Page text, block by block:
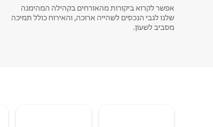
אפשר לקרוא ביקורות מהאורחים בקהילה המהימנה
שלנו לגבי הנכסים לשהייה ארוכה, והאירוח כולל תמיכה
מסביב לשעון.